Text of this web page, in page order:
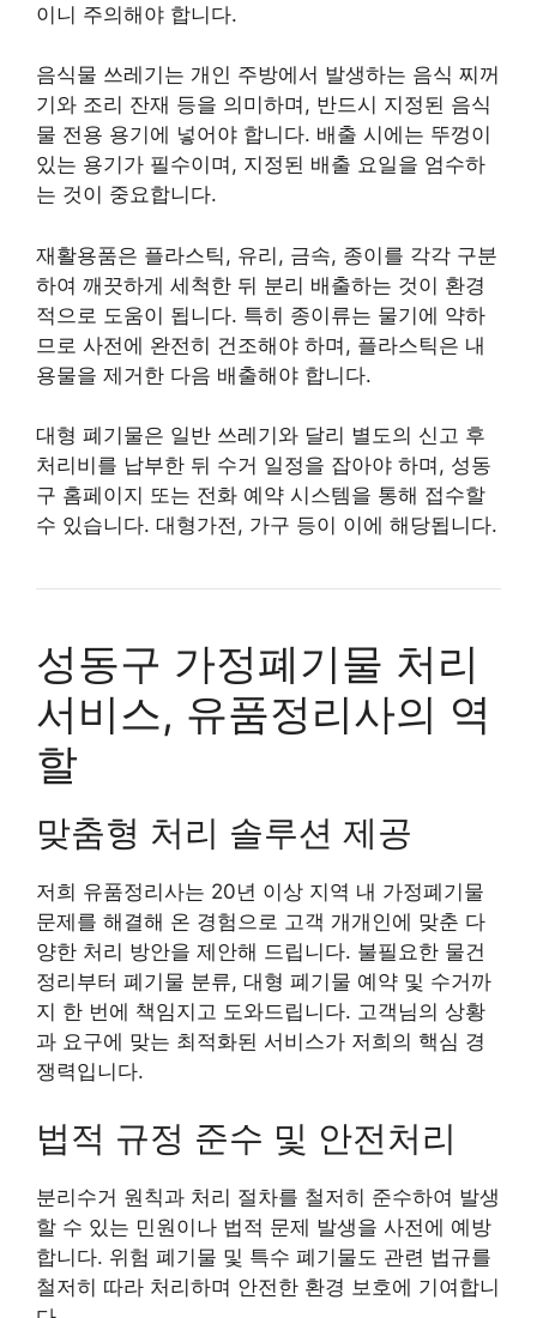
이니 주의해야 합니다.
음식물 쓰레기는 개인 주방에서 발생하는 음식 찌꺼
기와 조리 잔재 등을 의미하며, 반드시 지정된 음식
물 전용 용기에 넣어야 합니다. 배출 시에는 뚜껑이
있는 용기가 필수이며, 지정된 배출 요일을 엄수하
는 것이 중요합니다.
재활용품은 플라스틱, 유리, 금속, 종이를 각각 구분
하여 깨끗하게 세척한 뒤 분리 배출하는 것이 환경
적으로 도움이 됩니다. 특히 종이류는 물기에 약하
므로 사전에 완전히 건조해야 하며, 플라스틱은 내
용물을 제거한 다음 배출해야 합니다.
대형 폐기물은 일반 쓰레기와 달리 별도의 신고 후
처리비를 납부한 뒤 수거 일정을 잡아야 하며, 성동
구 홈페이지 또는 전화 예약 시스템을 통해 접수할
수 있습니다. 대형가전, 가구 등이 이에 해당됩니다.
성동구 가정폐기물 처리
서비스, 유품정리사의 역
할
맞춤형 처리 솔루션 제공
저희 유품정리사는 20년 이상 지역 내 가정폐기물
문제를 해결해 온 경험으로 고객 개개인에 맞춘 다
양한 처리 방안을 제안해 드립니다. 불필요한 물건
정리부터 폐기물 분류, 대형 폐기물 예약 및 수거까
지 한 번에 책임지고 도와드립니다. 고객님의 상황
과 요구에 맞는 최적화된 서비스가 저희의 핵심 경
쟁력입니다.
법적 규정 준수 및 안전처리
분리수거 원칙과 처리 절차를 철저히 준수하여 발생
할 수 있는 민원이나 법적 문제 발생을 사전에 예방
합니다. 위험 폐기물 및 특수 폐기물도 관련 법규를
철저히 따라 처리하며 안전한 환경 보호에 기여합니